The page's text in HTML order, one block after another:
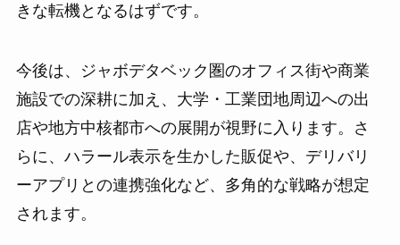
きな転機となるはずです。
今後は、ジャボデタベック圏のオフィス街や商業
施設での深耕に加え、大学・工業団地周辺への出
店や地方中核都市への展開が視野に入ります。さ
らに、ハラール表示を生かした販促や、デリバリ
ーアプリとの連携強化など、多角的な戦略が想定
されます。